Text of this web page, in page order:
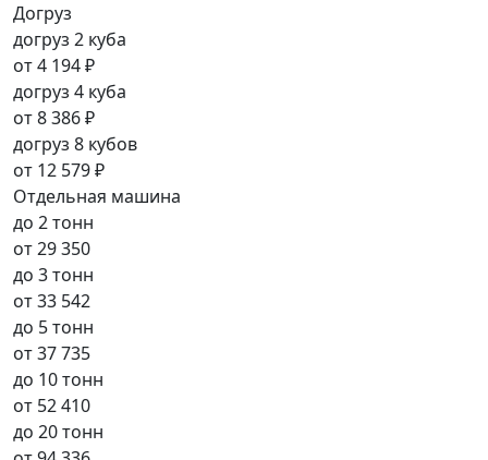
Догруз
догруз 2 куба
от4 194 ₽
догруз 4 куба
от8 386 ₽
догруз 8 кубов
от 12 579 ₽
Отдельная машина
до 2 тонн
от29 350
до 3 тонн
от33 542
до 5 тонн
от37 735
до 10 тонн
от 52 410
до 20 тонн